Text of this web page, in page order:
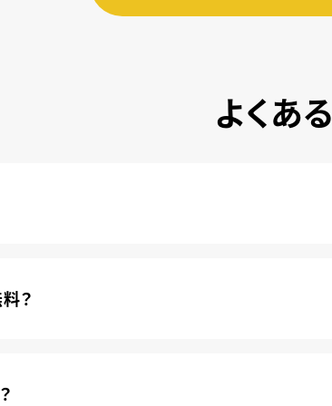
よくある
？